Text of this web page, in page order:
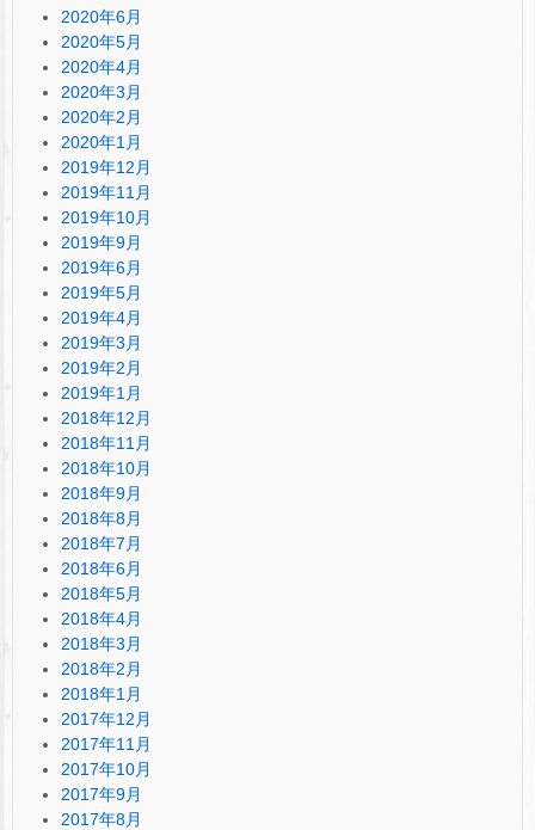
2020年6月
2020年5月
2020年4月
2020年3月
2020年2月
2020年1月
2019年12月
2019年11月
2019年10月
2019年9月
2019年6月
2019年5月
2019年4月
2019年3月
2019年2月
2019年1月
2018年12月
2018年11月
2018年10月
2018年9月
2018年8月
2018年7月
2018年6月
2018年5月
2018年4月
2018年3月
2018年2月
2018年1月
2017年12月
2017年11月
2017年10月
2017年9月
2017年8月